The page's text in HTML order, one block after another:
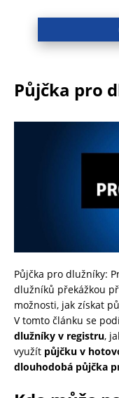
Půjčka pro
Půjčka pro dlužníky:
dlužníků překážkou
možnosti, jak získat
V tomto článku se
dlužníky v registru,
využít půjčku v
dlouhodobá půjčka